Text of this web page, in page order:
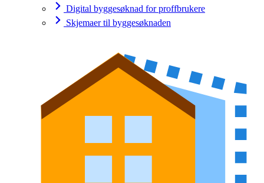
Digital byggesøknad for proffbrukere
Skjemaer til byggesøknaden